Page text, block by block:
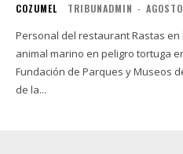
COZUMEL TRIBUNADMIN -
Personal del restaurant Rastas
animal marino en peligro tortuga encallada El
Fundación de Parques y Museos
de la...